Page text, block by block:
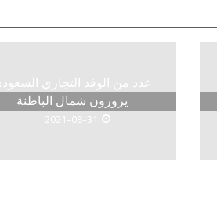
عدد من الوفد التجاري
يزورون شمال الباطنة
2021-08-31